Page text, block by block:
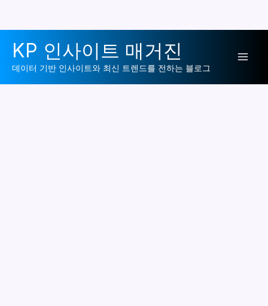
로
KP 인사이트 매거진
데이터 기반 인사이트와 최신 트렌드를 전하는 블로그